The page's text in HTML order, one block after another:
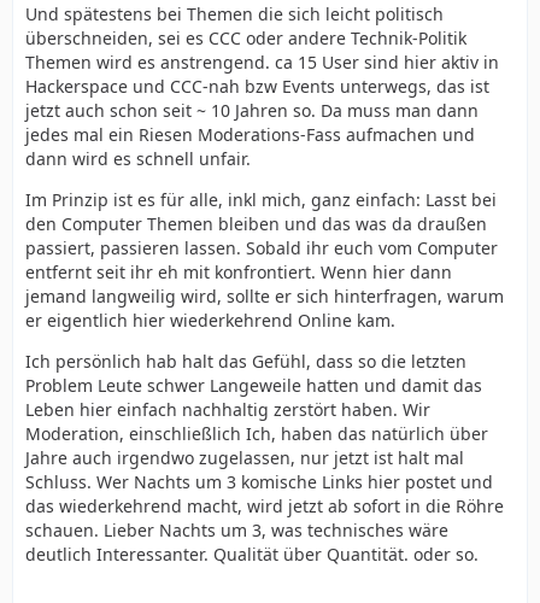
Und spätestens bei Themen die sich leicht politisch
überschneiden, sei es CCC oder andere Technik-Politik
Themen wird es anstrengend. ca 15 User sind hier aktiv in
Hackerspace und CCC-nah bzw Events unterwegs, das ist
jetzt auch schon seit ~ 10 Jahren so. Da muss man dann
jedes mal ein Riesen Moderations-Fass aufmachen und
dann wird es schnell unfair.
Im Prinzip ist es für alle, inkl mich, ganz einfach: Lasst bei
den Computer Themen bleiben und das was da draußen
passiert, passieren lassen. Sobald ihr euch vom Computer
entfernt seit ihr eh mit konfrontiert. Wenn hier dann
jemand langweilig wird, sollte er sich hinterfragen, warum
er eigentlich hier wiederkehrend Online kam.
Ich persönlich hab halt das Gefühl, dass so die letzten
Problem Leute schwer Langeweile hatten und damit das
Leben hier einfach nachhaltig zerstört haben. Wir
Moderation, einschließlich Ich, haben das natürlich über
Jahre auch irgendwo zugelassen, nur jetzt ist halt mal
Schluss. Wer Nachts um 3 komische Links hier postet und
das wiederkehrend macht, wird jetzt ab sofort in die Röhre
schauen. Lieber Nachts um 3, was technisches wäre
deutlich Interessanter. Qualität über Quantität. oder so.